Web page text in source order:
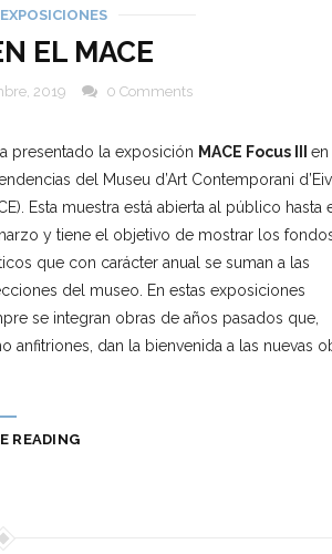
EXPOSICIONES
EL MACE
2019 0 Comments
presentado la exposición MACE Focus III en
del Museu d’Art Contemporani
Esta muestra está abierta al público hasta
y tiene el objetivo de mostrar los
que con carácter anual se suman a las
del museo. En estas exposiciones
se integran obras de años pasados que,
anfitriones, dan la bienvenida a las nuevas
READING